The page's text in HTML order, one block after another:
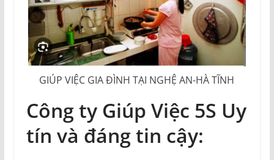
GIÚP VIỆC GIA ĐÌNH TẠI NGHỆ AN-HÀ TĨNH
Công ty Giúp Việc 5S Uy
tín và đáng tin cậy: